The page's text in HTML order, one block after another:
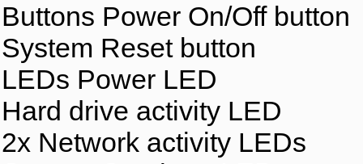
Buttons Power On/Off button
System Reset button
LEDs Power LED
Hard drive activity LED
2x Network activity LEDs